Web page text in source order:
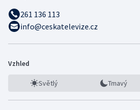
261 136 113
info@ceskatelevize.cz
Vzhled
Světlý Tmavý